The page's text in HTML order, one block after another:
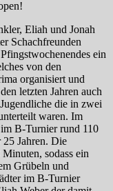
Eliah und Jonah
Schachfreunden
ein
von den
organisiert und
letzten Jahren auch
die in zwei
waren. Im
B-Turnier rund 110
25 Jahren. Die
sodass ein
Grübeln und
im B-Turnier